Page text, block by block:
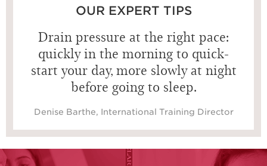
OUR EXPERT TIPS
Drain pressure at the right pace:
quickly in the morning to quick-
start your day, more slowly at night
before going to sleep.
Denise Barthe, International Training Director